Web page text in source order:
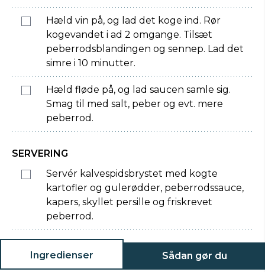
Hæld vin på, og lad det koge ind. Rør
kogevandet i ad 2 omgange. Tilsæt
peberrodsblandingen og sennep. Lad det
simre i 10 minutter.
Hæld fløde på, og lad saucen samle sig.
Smag til med salt, peber og evt. mere
peberrod.
SERVERING
Servér kalvespidsbrystet med kogte
kartofler og gulerødder, peberrodssauce,
kapers, skyllet persille og friskrevet
peberrod.
Ingredienser Sådan gør du